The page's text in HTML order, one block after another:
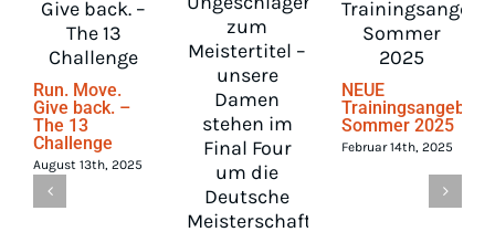
Run. Move.
Give back. –
The 13
Challenge
August 13th, 2025
NEUE
Trainingsangebote
Sommer 2025
Februar 14th, 2025